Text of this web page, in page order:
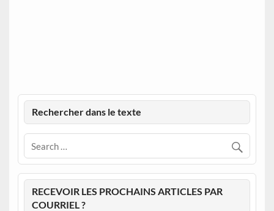
Rechercher dans le texte
RECEVOIR LES PROCHAINS ARTICLES PAR
COURRIEL ?